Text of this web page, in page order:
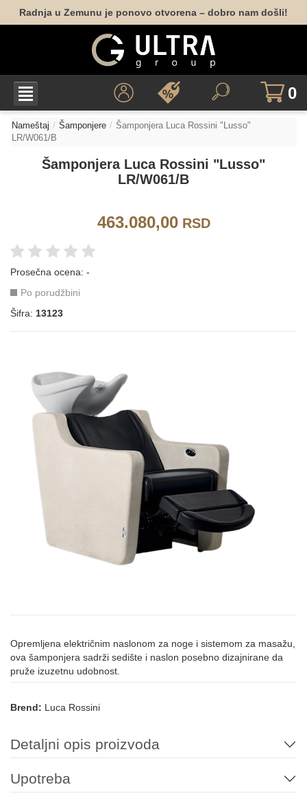
Radnja u Zemunu je ponovo otvorena – dobro nam došli!
0
Nameštaj Šamponjere
Šamponjera Luca Rossini "Lusso"
LR/W061/B
Šamponjera Luca Rossini "Lusso"
LR/W061/B
463.080,00RSD
Prosečna ocena: -
Po porudžbini
Šifra: 13123
Opremljena električnim naslonom za noge i sistemom za masažu,
ova šamponjera sadrži sedište i naslon posebno dizajnirane da
pruže izuzetnu udobnost.
Brend: Luca Rossini
Detaljni opis proizvoda
Upotreba